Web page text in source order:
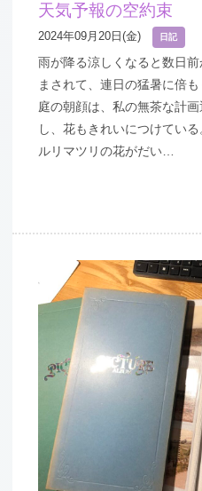
天気予報の空約束
2024年09月20日(金) 日記
雨が降る涼しくなると数日
まされて、連日の猛暑に倍
庭の朝顔は、私の無茶な計
し、花もきれいにつけてい
ルリマツリの花がだい…